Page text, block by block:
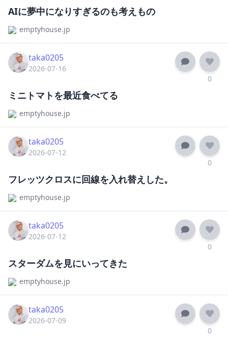
AIに夢中になりすぎるのも考えもの
emptyhouse.jp
taka0205
2026-07-16
0
ミニトマトを最近食べてる
emptyhouse.jp
taka0205
2026-07-12
0
フレッツクロスに回線を入れ替えした。
emptyhouse.jp
taka0205
2026-07-12
0
スターダムを見にいってきた
emptyhouse.jp
taka0205
2026-07-09
0